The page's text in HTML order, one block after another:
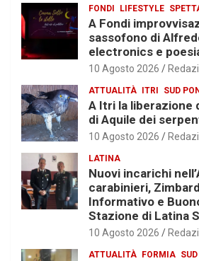
FONDI LIFESTYLE
A Fondi
sassofono di
electronics e
10 Agosto 2026
ATTUALITÀ ITRI SUD
A Itri la liberazione
di Aquile dei
10 Agosto 2026
LATINA
Nuovi incarichi
carabinieri,
Informativo e
Stazione di Latina
10 Agosto 2026
ATTUALITÀ FORMIA